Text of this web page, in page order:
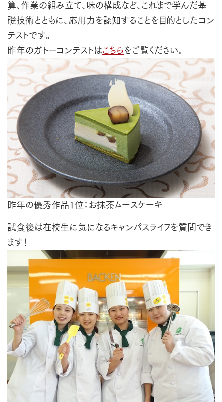
算、作業の組み立て、味の構成など、これまで学んだ基
礎技術とともに、応用力を認知することを目的としたコン
テストです。
昨年のガトーコンテストはこちらをご覧ください。
昨年の優秀作品1位：お抹茶ムースケーキ
試食後は在校生に気になるキャンパスライフを質問でき
ます！